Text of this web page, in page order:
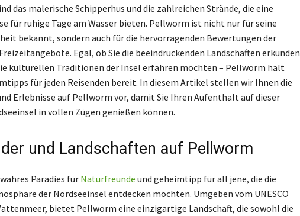
das malerische Schipperhus und die zahlreichen Strände, die eine
für ruhige Tage am Wasser bieten. Pellworm ist nicht nur für seine
bekannt, sondern auch für die hervorragenden Bewertungen der
Egal, ob Sie die beeindruckenden Landschaften erkunden
kulturellen Traditionen der Insel erfahren möchten – Pellworm hält
für jeden Reisenden bereit. In diesem Artikel stellen wir Ihnen die
Erlebnisse auf Pellworm vor, damit Sie Ihren Aufenthalt auf dieser
in vollen Zügen genießen können.
und Landschaften auf Pellworm
Paradies fürNaturfreunde und geheimtipp für all jene, die die
der Nordseeinsel entdecken möchten. Umgeben vom UNESCO
bietet Pellworm eine einzigartige Landschaft, die sowohl die